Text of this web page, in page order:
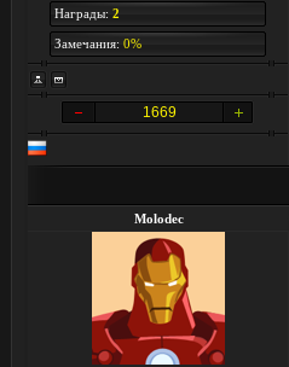
Награды: 2
Замечания: 0%
1669
Molodec